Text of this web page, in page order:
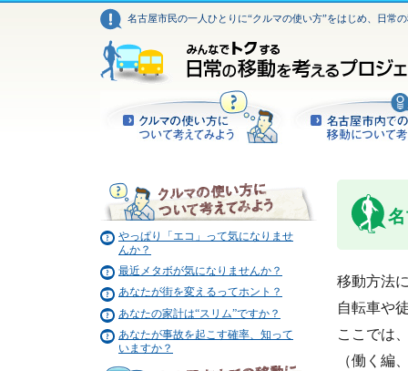
名古屋市民の一人ひとりに“クルマの使い方”をはじめ、日常
やっぱり「エコ」って気になりませ
んか？
最近メタボが気になりませんか？
あなたが街を変えるってホント？
あなたの家計は“スリム”ですか？
あなたが事故を起こす確率、知って
いますか？
移動方法
自転車や
ここでは
（働く編